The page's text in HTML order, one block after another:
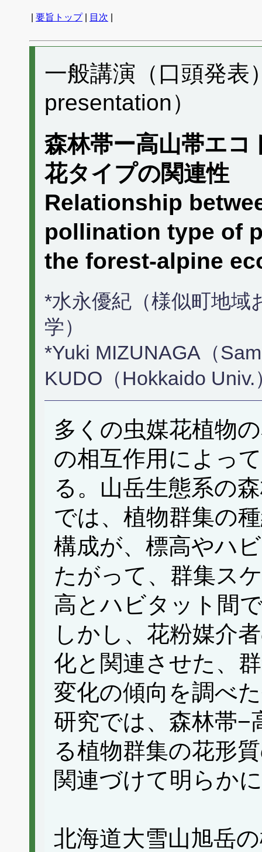
要旨トップ| 目次
一般講演（口頭発
presentation）
森林帯ー高山帯エコ
花タイプの関連性
Relationship
pollination type of
the forest-alpine
*水永優紀（様似町地域
学）
*Yuki MIZUNAGA（
KUDO（Hokkaido Univ.
多くの虫媒花植物
の相互作用によっ
る。山岳生態系の
では、植物群集の
構成が、標高やハ
たがって、群集ス
高とハビタット間
しかし、花粉媒介
化と関連させた、
変化の傾向を調べ
研究では、森林帯−
る植物群集の花形
関連づけて明らか
北海道大雪山旭岳